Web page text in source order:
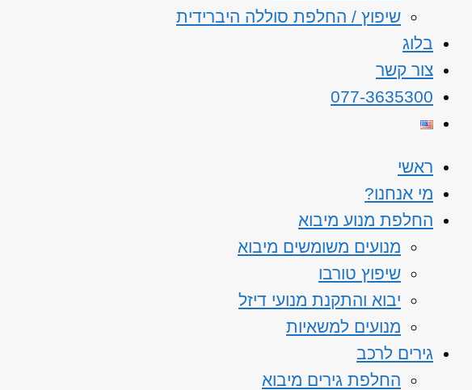
שיפוץ / החלפת סוללה היברידית
בלוג
צור קשר
077-3635300
ראשי
מי אנחנו?
החלפת מנוע מיבוא
מנועים משומשים מיבוא
שיפוץ טורבו
יבוא והתקנת מנועי דיזל
מנועים למשאיות
גירים לרכב
החלפת גירים מיבוא